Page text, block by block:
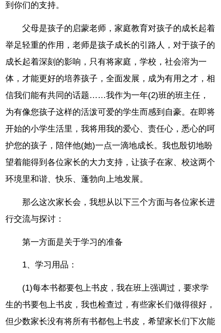
到你们的支持。
父母是孩子的启蒙老师，家庭教育对孩子的成长起着
举足轻重的作用，老师是孩子成长的引路人，对于孩子的
成长起着深刻的影响，只有将家庭，学校，社会溶为一
体，才能更好的培养孩子，全面发展，成为有用之才，相
信我们能有共同的话题……我作为一年(2)班的班主任，
为有像您孩子这样的活泼可爱的学生而感到自豪。在即将
开始的小学生活里，我将用我的爱心、责任心，悉心的呵
护您的孩子，陪伴他(她)一点一滴地成长。我也殷切地盼
望着能得到各位家长的大力支持，让孩子在家、校这两个
环境里和谐、快乐、蓬勃向上地发展。
那么这次家长会，我想从以下三个方面与各位家长进
行交流与探讨：
第一方面是关于学习的准备
1、学习用品：
(1)每本书都要包上书皮，我在班上强调过，要求学
生的书要包上书皮，我也检查过，有些家长们做得很好，
但少数家长没有将所有书都包上书皮，希望家长们下次能